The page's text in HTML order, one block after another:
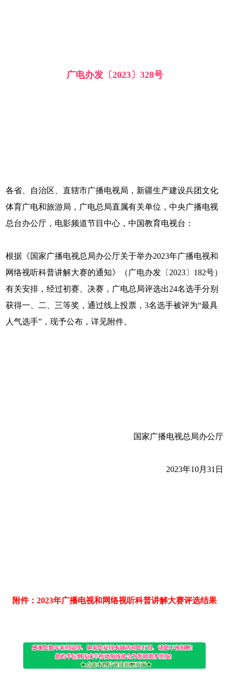
广电办发〔2023〕328号
各省、自治区、直辖市广播电视局，新疆生产建设兵团文化
体育广电和旅游局，广电总局直属有关单位，中央广播电视
总台办公厅，电影频道节目中心，中国教育电视台：
根据《国家广播电视总局办公厅关于举办2023年广播电视和
网络视听科普讲解大赛的通知》（广电办发〔2023〕182号）
有关安排，经过初赛、决赛，广电总局评选出24名选手分别
获得一、二、三等奖，通过线上投票，3名选手被评为“最具
人气选手”，现予公布，详见附件。
国家广播电视总局办公厅
2023年10月31日
附件：2023年广播电视和网络视听科普讲解大赛评选结果